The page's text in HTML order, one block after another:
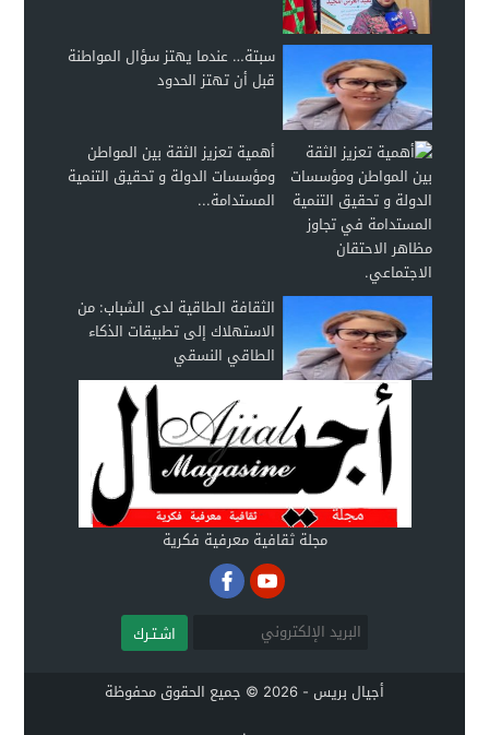
سبتة… عندما يهتز سؤال المواطنة
قبل أن تهتز الحدود
أهمية تعزيز الثقة بين المواطن
ومؤسسات الدولة و تحقيق التنمية
المستدامة...
الثقافة الطاقية لدى الشباب: من
الاستهلاك إلى تطبيقات الذكاء
الطاقي النسقي
مجلة ثقافية معرفية فكرية
اشـتـرك
أجيال بريس - 2026 © جميع الحقوق محفوظة